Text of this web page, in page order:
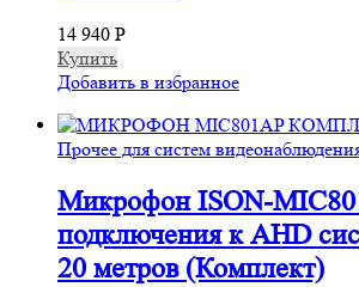
14 940 Р
Купить
Добавить в избранное
Прочее для систем
Микрофон ISON-
подключения к AHD
20 метров (Комплект)